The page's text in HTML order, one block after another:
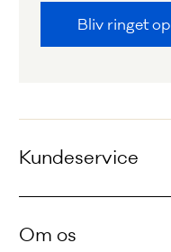
Bliv ringet op
sider
Kundeservice
Om os